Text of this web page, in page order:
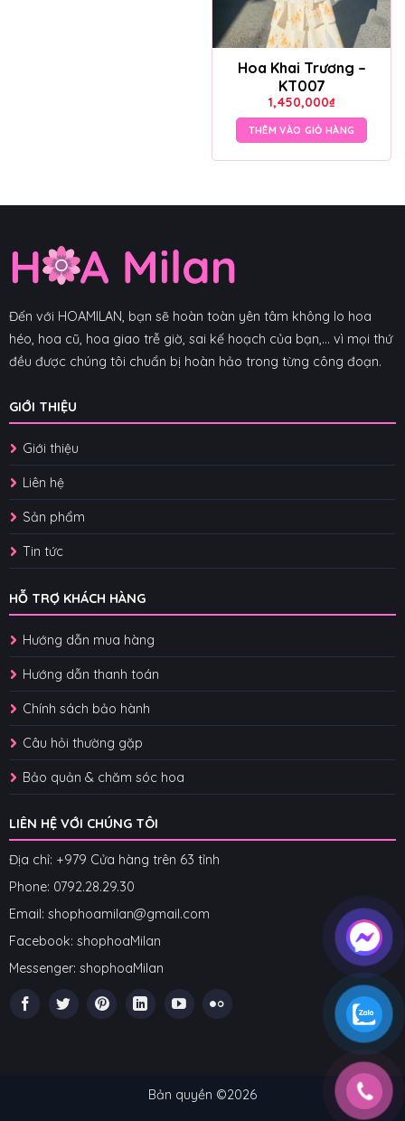
Hoa Khai Trương –
KT007
1,450,000₫
THÊM VÀO GIỎ HÀNG
Đến với HOAMILAN, bạn sẽ hoàn toàn yên tâm không lo hoa
héo, hoa cũ, hoa giao trễ giờ, sai kế hoạch của bạn,... vì mọi thứ
đều được chúng tôi chuẩn bị hoàn hảo trong từng công đoạn.
GIỚI THIỆU
Giới thiệu
Liên hệ
Sản phẩm
Tin tức
HỖ TRỢ KHÁCH HÀNG
Hướng dẫn mua hàng
Hướng dẫn thanh toán
Chính sách bảo hành
Câu hỏi thường gặp
Bảo quản & chăm sóc hoa
LIÊN HỆ VỚI CHÚNG TÔI
Địa chỉ: +979 Cửa hàng trên 63 tỉnh
Phone: 0792.28.29.30
Email: shophoamilan@gmail.com
Facebook: shophoaMilan
Messenger: shophoaMilan
Bản quyền ©2026